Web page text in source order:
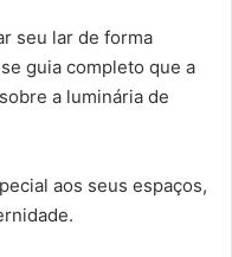
seu lar de forma
guia completo que a
a luminária de
aos seus espaços,